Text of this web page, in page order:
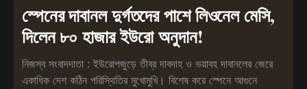
স্পেনের দাবানল দুর্গতদের পাশে লিওনেল মেসি,
দিলেন ৮০ হাজার ইউরো অনুদান!
নিজস্ব সংবাদদাতা : ইউরোপজুড়ে তীব্র দাবদাহ ও ভয়াবহ দাবানলের জেরে
একাধিক দেশ কঠিন পরিস্থিতির মুখোমুখি। বিশেষ করে স্পেনে আগুনে